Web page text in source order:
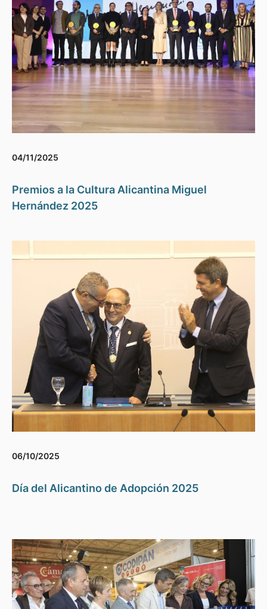
04/11/2025
Premios a la Cultura Alicantina Miguel
Hernández 2025
06/10/2025
Día del Alicantino de Adopción 2025